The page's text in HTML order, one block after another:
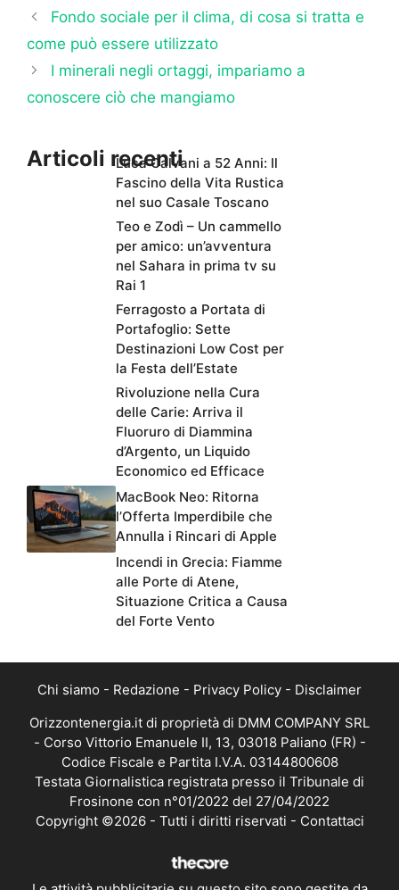
Fondo sociale per il clima, di cosa si tratta e
come può essere utilizzato
I minerali negli ortaggi, impariamo a
conoscere ciò che mangiamo
Articoli recentiLuca Calvani a 52 Anni: Il
Fascino della Vita Rustica
nel suo Casale Toscano
Teo e Zodì – Un cammello
per amico: un’avventura
nel Sahara in prima tv su
Rai 1
Ferragosto a Portata di
Portafoglio: Sette
Destinazioni Low Cost per
la Festa dell’Estate
Rivoluzione nella Cura
delle Carie: Arriva il
Fluoruro di Diammina
d’Argento, un Liquido
Economico ed Efficace
MacBook Neo: Ritorna
l’Offerta Imperdibile che
Annulla i Rincari di Apple
Incendi in Grecia: Fiamme
alle Porte di Atene,
Situazione Critica a Causa
del Forte Vento
Chi siamo - Redazione - Privacy Policy - Disclaimer
Orizzontenergia.it di proprietà di DMM COMPANY SRL
- Corso Vittorio Emanuele II, 13, 03018 Paliano (FR) -
Codice Fiscale e Partita I.V.A. 03144800608
Testata Giornalistica registrata presso il Tribunale di
Frosinone con n°01/2022 del 27/04/2022
Copyright ©2026 - Tutti i diritti riservati - Contattaci